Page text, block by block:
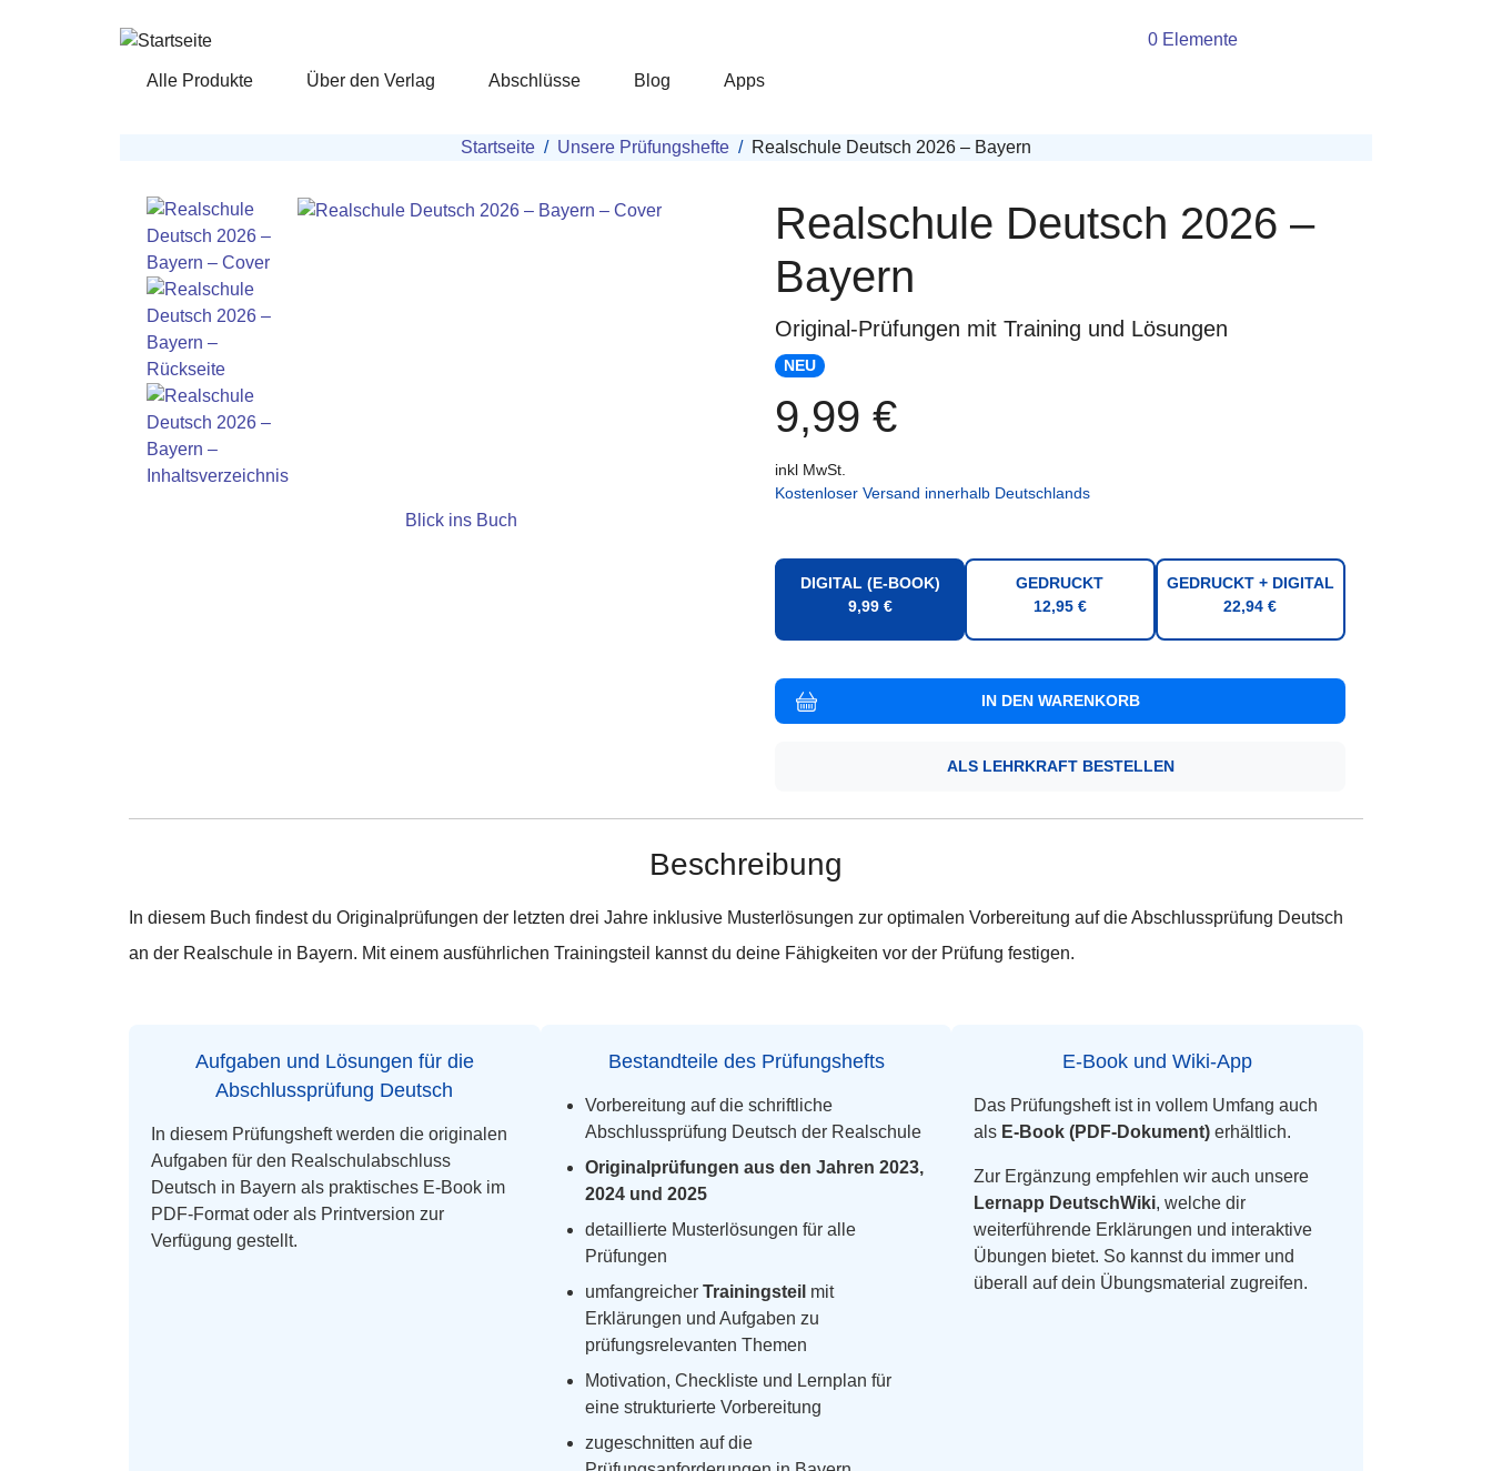
0 Elemente
Alle Produkte Über den Verlag Abschlüsse Blog Apps
Startseite Unsere Prüfungshefte Realschule Deutsch 2026 – Bayern
Blick ins Buch
Realschule Deutsch 2026 –
Bayern
Original-Prüfungen mit Training und Lösungen
NEU
9,99 €
inkl MwSt.
Kostenloser Versand innerhalb Deutschlands
DIGITAL (E-BOOK)
9,99 €
GEDRUCKT
12,95 €
GEDRUCKT + DIGITAL
22,94 €
ALS LEHRKRAFT BESTELLEN
Beschreibung
In diesem Buch findest du Originalprüfungen der letzten drei Jahre inklusive Musterlösungen zur optimalen Vorbereitung auf die Abschlussprüfung Deutsch
an der Realschule in Bayern. Mit einem ausführlichen Trainingsteil kannst du deine Fähigkeiten vor der Prüfung festigen.
Aufgaben und Lösungen für die
Abschlussprüfung Deutsch
In diesem Prüfungsheft werden die originalen
Aufgaben für den Realschulabschluss
Deutsch in Bayern als praktisches E-Book im
PDF-Format oder als Printversion zur
Verfügung gestellt.
Bestandteile des Prüfungshefts
Vorbereitung auf die schriftliche
Abschlussprüfung Deutsch der Realschule
Originalprüfungen aus den Jahren 2023,
2024 und 2025
detaillierte Musterlösungen für alle
Prüfungen
umfangreicher Trainingsteil mit
Erklärungen und Aufgaben zu
prüfungsrelevanten Themen
Motivation, Checkliste und Lernplan für
eine strukturierte Vorbereitung
zugeschnitten auf die
E-Book und Wiki-App
Das Prüfungsheft ist in vollem Umfang auch
als E-Book (PDF-Dokument) erhältlich.
Zur Ergänzung empfehlen wir auch unsere
Lernapp DeutschWiki, welche dir
weiterführende Erklärungen und interaktive
Übungen bietet. So kannst du immer und
überall auf dein Übungsmaterial zugreifen.